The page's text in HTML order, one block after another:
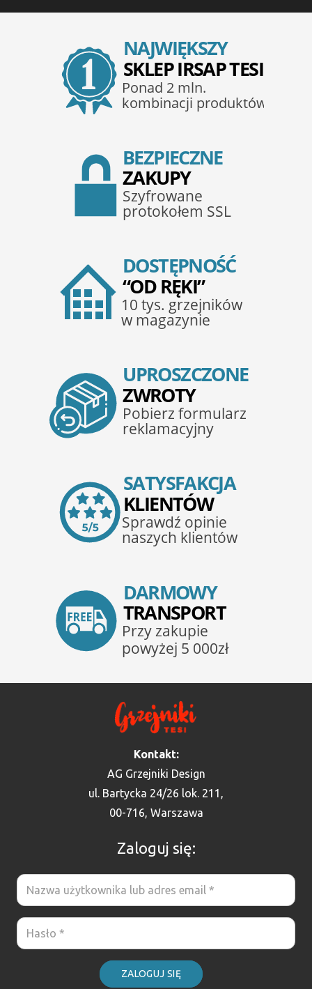
Kontakt:
AG Grzejniki Design
ul. Bartycka 24/26 lok. 211,
00-716, Warszawa
Zaloguj się:
ZALOGUJ SIĘ